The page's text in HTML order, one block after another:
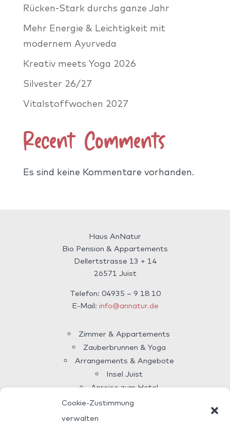
Cookie-Zustimmung
verwalten
Rücken-Stark durchs ganze Jahr
Mehr Energie & Leichtigkeit mit
modernem Ayurveda
Kreativ meets Yoga 2026
Silvester 26/27
Vitalstoffwochen 2027
Recent Comments
Es sind keine Kommentare vorhanden.
Haus AnNatur
Bio Pension & Appartements
Dellertstrasse 13 + 14
26571 Juist
Telefon: 04935 – 9 18 10
E-Mail: info@annatur.de
Zimmer & Appartements
Zauberbrunnen & Yoga
Arrangements & Angebote
Insel Juist
Anreise zum Hotel
Über uns
Allianz Reiseversicherung